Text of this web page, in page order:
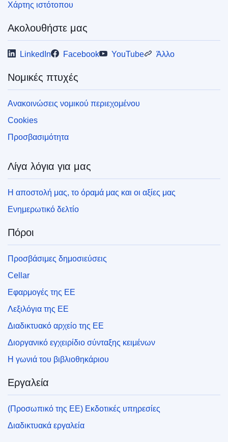
Χάρτης ιστότοπου
Ακολουθήστε μας
LinkedIn Facebook YouTube Άλλο
Νομικές πτυχές
Ανακοινώσεις νομικού περιεχομένου
Cookies
Προσβασιμότητα
Λίγα λόγια για μας
Η αποστολή μας, το όραμά μας και οι αξίες μας
Ενημερωτικό δελτίο
Πόροι
Προσβάσιμες δημοσιεύσεις
Cellar
Εφαρμογές της ΕΕ
Λεξιλόγια της ΕΕ
Διαδικτυακό αρχείο της ΕΕ
Διοργανικό εγχειρίδιο σύνταξης κειμένων
Η γωνιά του βιβλιοθηκάριου
Εργαλεία
(Προσωπικό της ΕΕ) Εκδοτικές υπηρεσίες
Διαδικτυακά εργαλεία